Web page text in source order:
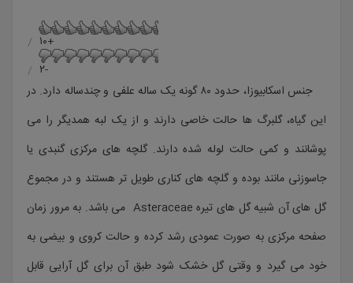
+۱۰
-۲
جنس اسکابیوزا، حدود ۸۰ گونه یک ساله علفی و چندساله دارد. در
این گیاه، گلبرگ ها حالت خاصی دارند و از یک لبه همدیگر را می
پوشانند و کمی حالت لوله شده دارند. گلچه های مرکزی گنبدی یا
جاسوزنی مانند بوده و گلچه های کناری طویل تر هستند و در مجموع
گل های آن شبیه گل های تیره Asteraceae می باشد. به مرور زمان
صفحه مرکزی به صورت عمودی رشد کرده و حالت کروی و بیضی به
خود می گیرد و وقتی گل خشک شود طبق آن برای گل آرایی قابل